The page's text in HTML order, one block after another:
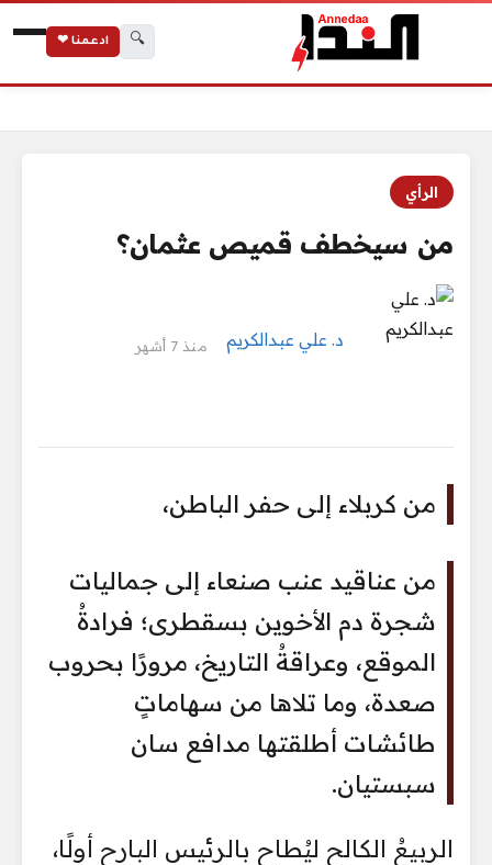
🔍 ادعمنا ❤
الرأي
من سيخطف قميص عثمان؟
د. علي عبدالكريم منذ 7 أشهر
من كربلاء إلى حفر الباطن،
من عناقيد عنب صنعاء إلى جماليات
شجرة دم الأخوين بسقطرى؛ فرادةُ
الموقع، وعراقةُ التاريخ، مرورًا بحروب
صعدة، وما تلاها من سهاماتٍ
طائشات أطلقتها مدافع سان
سبستيان.
الربيعُ الكالح ليُطاح بالرئيس البارح أولًا،